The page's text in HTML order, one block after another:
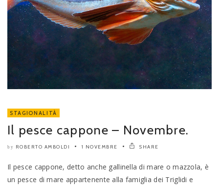
STAGIONALITÀ
Il pesce cappone – Novembre.
by ROBERTO AMBOLDI 1 NOVEMBRE SHARE
Il pesce cappone, detto anche gallinella di mare o mazzola, è
un pesce di mare appartenente alla famiglia dei Triglidi e